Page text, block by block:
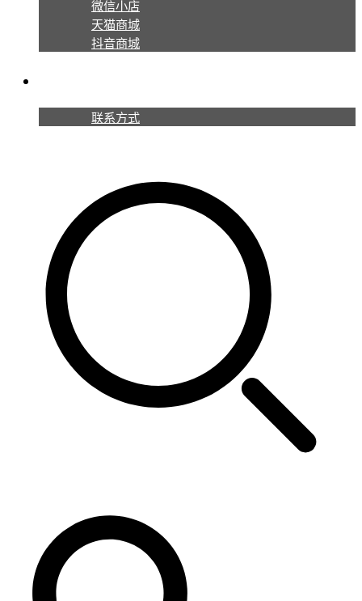
微信小店
天猫商城
抖音商城
联系方式